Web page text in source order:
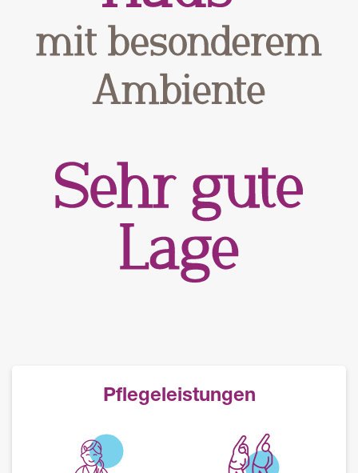
Pflegeleistungen